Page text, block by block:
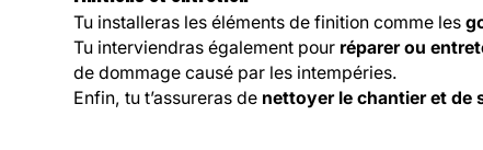
Tu installeras les éléments de finition comme les
Tu interviendras également pour réparer ou
de dommage causé par les intempéries.
Enfin, tu t’assureras de nettoyer le chantier et de